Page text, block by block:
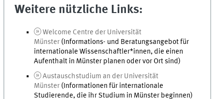
Weitere nützliche Links:
Welcome Centre der Universität
Münster (Informations- und Beratungsangebot für
internationale Wissenschaftler*innen, die einen
Aufenthalt in Münster planen oder vor Ort sind)
Austauschstudium an der Universität
Münster (Informationen für internationale
Studierende, die ihr Studium in Münster beginnen)